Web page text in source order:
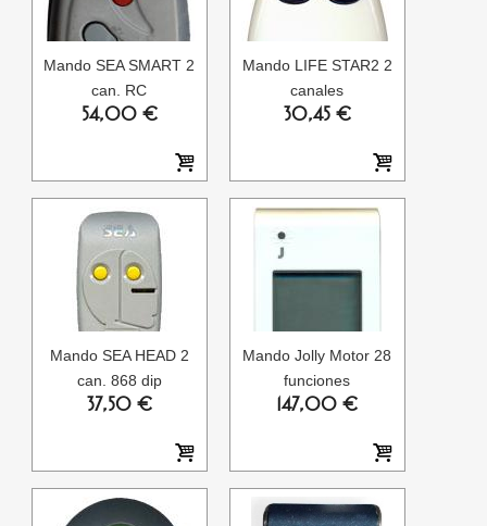
Mando SEA SMART 2
can. RC
54,00 €
Mando LIFE STAR2 2
canales
30,45 €
Mando SEA HEAD 2
can. 868 dip
37,50 €
Mando Jolly Motor 28
funciones
147,00 €